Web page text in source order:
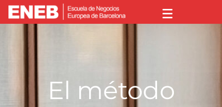
El método